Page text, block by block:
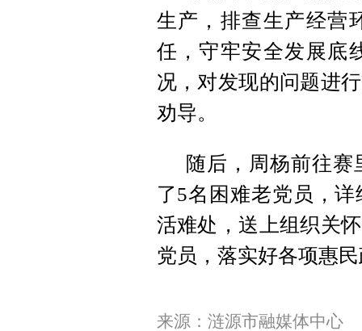
生产，排查生产经营
任，守牢安全发展底
况，对发现的问题进
劝导。
随后，周杨前往
了5名困难老党员，
活难处，送上组织关
党员，落实好各项惠
来源：涟源市融媒体中心